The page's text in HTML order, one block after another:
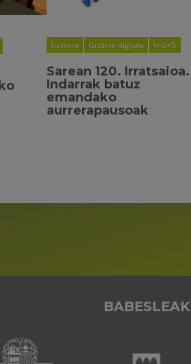
Euskara Gizarte digitala I+G+B
Sarean 120. Irratsaioa.
Indarrak batuz
emandako
aurrerapausoak
BABESLEAK